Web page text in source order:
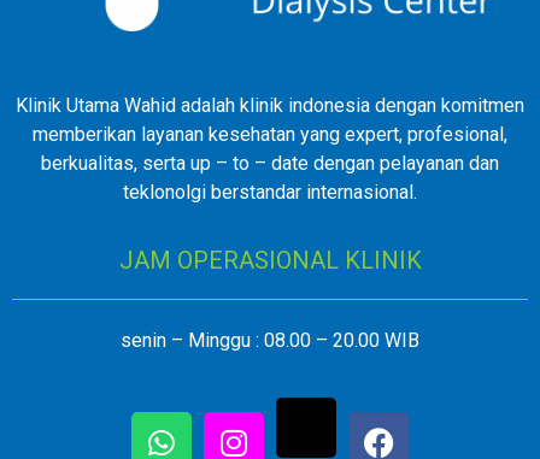
Klinik Utama Wahid adalah klinik indonesia dengan komitmen
memberikan layanan kesehatan yang expert, profesional,
berkualitas, serta up – to – date dengan pelayanan dan
teklonolgi berstandar internasional.
JAM OPERASIONAL KLINIK
senin – Minggu : 08.00 – 20.00 WIB